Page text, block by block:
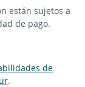
están sujetos a
de pago.
de
.